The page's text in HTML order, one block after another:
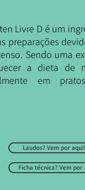
Livre D é um
preparações
Sendo uma
a dieta de
em
Laudos? Vem por aqui!
Ficha técnica? Vem por